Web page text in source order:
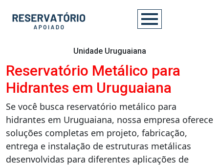
Unidade Uruguaiana
Reservatório Metálico para
Hidrantes em Uruguaiana
Se você busca reservatório metálico para
hidrantes em Uruguaiana, nossa empresa oferece
soluções completas em projeto, fabricação,
entrega e instalação de estruturas metálicas
desenvolvidas para diferentes aplicações de